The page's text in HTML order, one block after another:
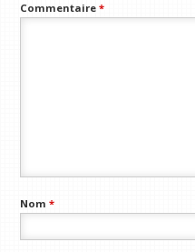
Commentaire*
Nom*